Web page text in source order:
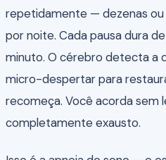
repetidamente — dezenas
por noite. Cada pausa dura
minuto. O cérebro detecta a
micro-despertar para
recomeça. Você acorda sem
completamente exausto.